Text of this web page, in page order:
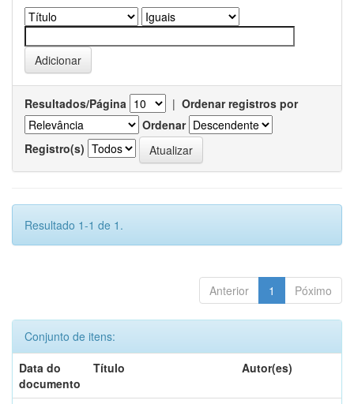
Resultados/Página | Ordenar registros por
Ordenar
Registro(s)
Resultado 1-1 de 1.
Anterior 1 Póximo
Conjunto de itens:
Data do
documento
Título Autor(es)